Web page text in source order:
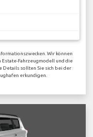
Wir können
Estate-Fahrzeugmodell und die
Details sollten Sie sich bei der
erkundigen.